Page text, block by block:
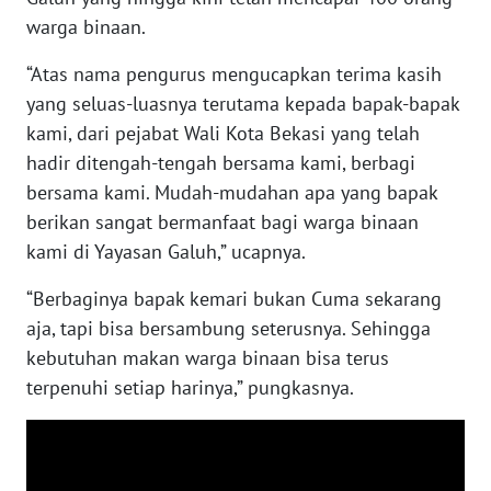
warga binaan.
“Atas nama pengurus mengucapkan terima kasih
yang seluas-luasnya terutama kepada bapak-bapak
kami, dari pejabat Wali Kota Bekasi yang telah
hadir ditengah-tengah bersama kami, berbagi
bersama kami. Mudah-mudahan apa yang bapak
berikan sangat bermanfaat bagi warga binaan
kami di Yayasan Galuh,” ucapnya.
“Berbaginya bapak kemari bukan Cuma sekarang
aja, tapi bisa bersambung seterusnya. Sehingga
kebutuhan makan warga binaan bisa terus
terpenuhi setiap harinya,” pungkasnya.
KALTARA
WN
KALSEL
WN
WN
SULSEL
WN
GORONTALO